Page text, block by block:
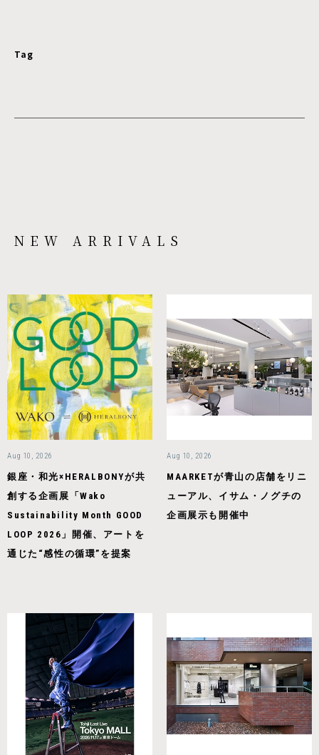
Tag
NEW ARRIVALS
Aug 10, 2026
銀座・和光×HERALBONYが共
創する企画展「Wako
Sustainability Month GOOD
LOOP 2026」開催、アートを
通じた“感性の循環”を提案
Aug 10, 2026
MAARKETが青山の店舗をリニ
ューアル、イサム・ノグチの
企画展示も開催中